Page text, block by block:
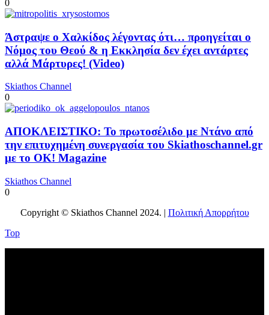
0
Άστραψε ο Χαλκίδος λέγοντας ότι… προηγείται ο
Νόμος του Θεού & η Εκκλησία δεν έχει αντάρτες
αλλά Μάρτυρες! (Video)
Skiathos Channel
0
ΑΠΟΚΛΕΙΣΤΙΚΟ: Το πρωτοσέλιδο με Ντάνο από
την επιτυχημένη συνεργασία του Skiathoschannel.gr
με το OK! Magazine
Skiathos Channel
0
Copyright © Skiathos Channel 2024. | Πολιτική Απορρήτου
Top